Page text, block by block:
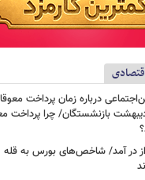
درباره زمان پرداخت
بازنشستگان/ چرا پرداخت
در آمد/ شاخص‌های بورس به قله